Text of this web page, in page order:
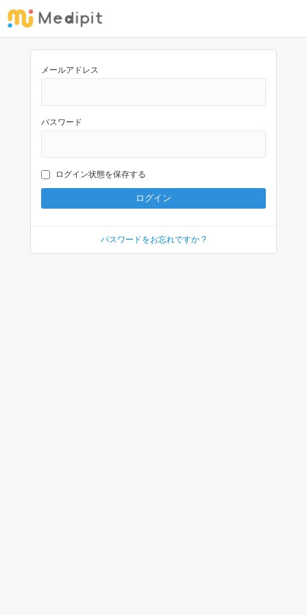
メールアドレス
パスワード
ログイン状態を保存する
パスワードをお忘れですか ?